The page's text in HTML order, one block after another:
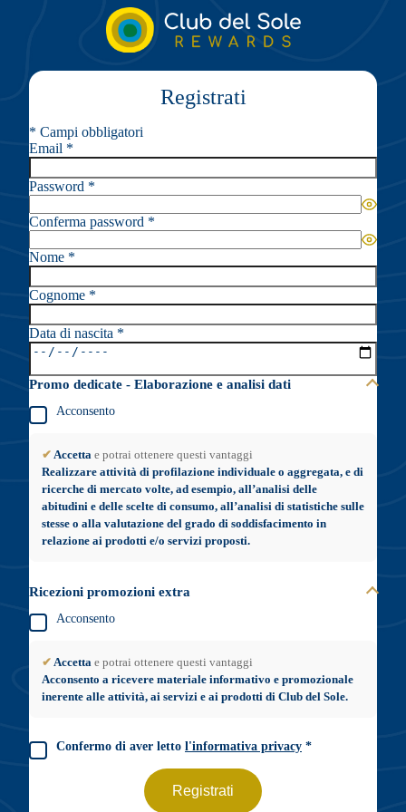
Registrati
* Campi obbligatori
Email *
Password *
Conferma password *
Nome *
Cognome *
Data di nascita *
Promo dedicate - Elaborazione e analisi dati
Acconsento
✔ Accetta e potrai ottenere questi vantaggi
Realizzare attività di profilazione individuale o aggregata, e di
ricerche di mercato volte, ad esempio, all’analisi delle
abitudini e delle scelte di consumo, all’analisi di statistiche sulle
stesse o alla valutazione del grado di soddisfacimento in
relazione ai prodotti e/o servizi proposti.
Ricezioni promozioni extra
Acconsento
✔ Accetta e potrai ottenere questi vantaggi
Acconsento a ricevere materiale informativo e promozionale
inerente alle attività, ai servizi e ai prodotti di Club del Sole.
Confermo di aver letto l'informativa privacy *